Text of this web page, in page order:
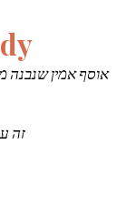
אוסף אמין שנבנה
זה